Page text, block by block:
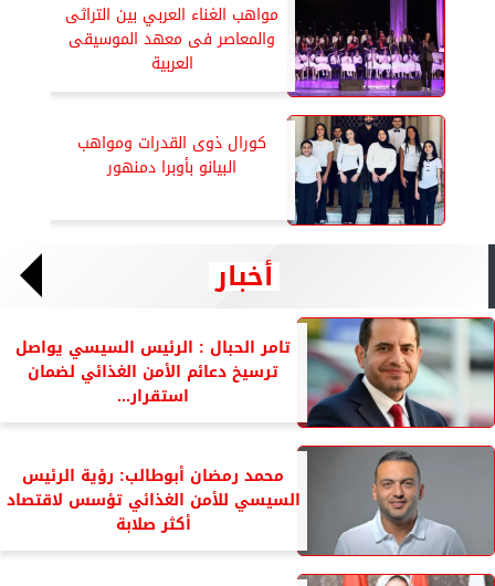
مواهب الغناء العربي بين التراثى
والمعاصر فى معهد الموسيقى
العربية
كورال ذوى القدرات ومواهب
البيانو بأوبرا دمنهور
أخبار
تامر الحبال : الرئيس السيسي يواصل
ترسيخ دعائم الأمن الغذائي لضمان
استقرار...
محمد رمضان أبوطالب: رؤية الرئيس
السيسي للأمن الغذائي تؤسس لاقتصاد
أكثر صلابة